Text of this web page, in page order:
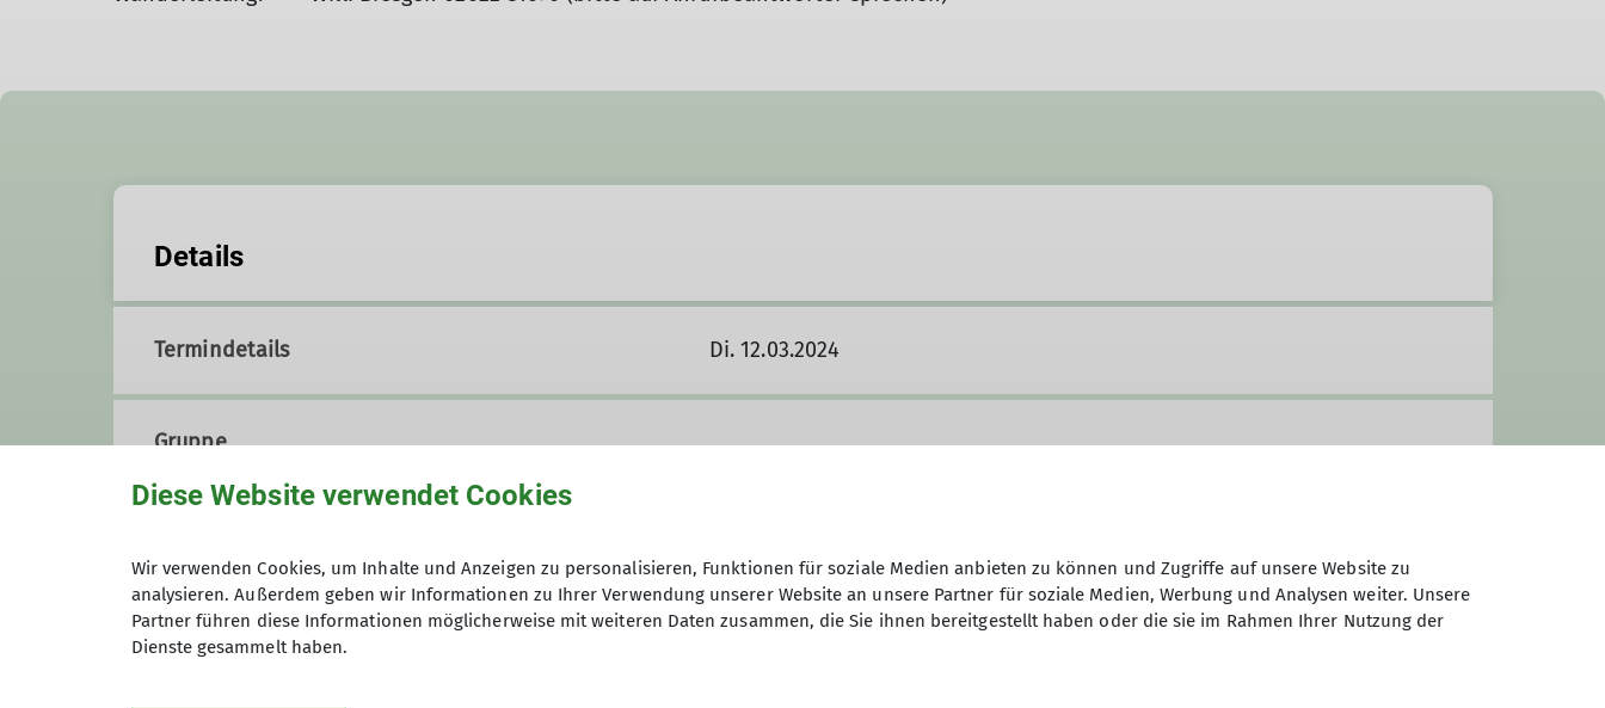
Details
Termindetails Di. 12.03.2024
Gruppe
Wir sind eine Gruppe von Wanderfreund*innen, die ihre Freizeit mit Tageswanderungen im Umkreis bis etwa 100 km um
Diese Website verwendet Cookies
Wir verwenden Cookies, um Inhalte und Anzeigen zu personalisieren, Funktionen für soziale Medien anbieten zu können und Zugriffe auf unsere Website zu
analysieren. Außerdem geben wir Informationen zu Ihrer Verwendung unserer Website an unsere Partner für soziale Medien, Werbung und Analysen weiter. Unsere
Partner führen diese Informationen möglicherweise mit weiteren Daten zusammen, die Sie ihnen bereitgestellt haben oder die sie im Rahmen Ihrer Nutzung der
Dienste gesammelt haben.